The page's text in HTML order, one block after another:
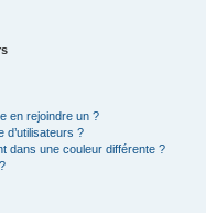
en rejoindre un ?
d’utilisateurs ?
dans une couleur différente ?